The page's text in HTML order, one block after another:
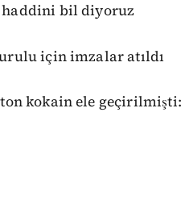
bil diyoruz
için imzalar atıldı
ton kokain ele